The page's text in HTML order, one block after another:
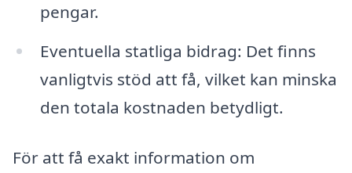
pengar.
Eventuella statliga bidrag: Det finns
vanligtvis stöd att få, vilket kan minska
den totala kostnaden betydligt.
För att få exakt information om